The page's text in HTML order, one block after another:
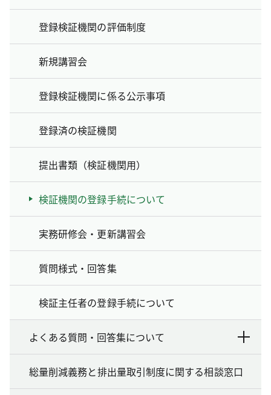
登録検証機関の評価制度
新規講習会
登録検証機関に係る公示事項
登録済の検証機関
提出書類（検証機関用）
検証機関の登録手続について
実務研修会・更新講習会
質問様式・回答集
検証主任者の登録手続について
よくある質問・回答集について
総量削減義務と排出量取引制度に関する相談窓口